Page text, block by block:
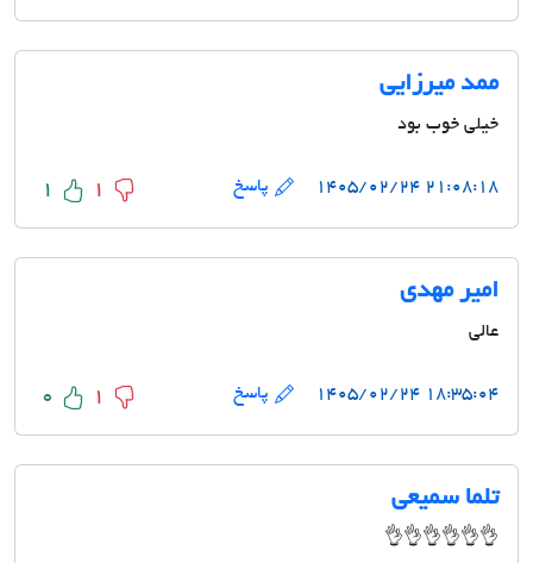
ممد میرزایی
خیلی خوب بود
۲۱:۰۸:۱۸ ۱۴۰۵/۰۲/۲۴ پاسخ 1 1
امیر مهدی
عالی
۱۸:۳۵:۰۴ ۱۴۰۵/۰۲/۲۴ پاسخ 0 1
تلما سمیعی
👌👌👌👌👌👌